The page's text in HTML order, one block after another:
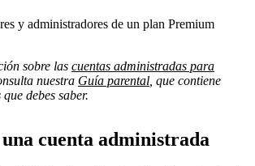
y administradores de un plan Premium
sobre las cuentas administradas para
nuestra Guía parental , que contiene
debes saber.
cuenta administrada